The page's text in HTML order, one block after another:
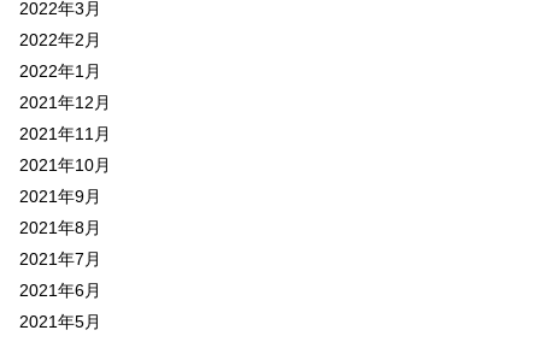
2022年3月
2022年2月
2022年1月
2021年12月
2021年11月
2021年10月
2021年9月
2021年8月
2021年7月
2021年6月
2021年5月